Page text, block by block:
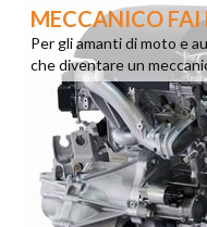
MECCANICO FAI
Per gli amanti di moto e
che diventare un